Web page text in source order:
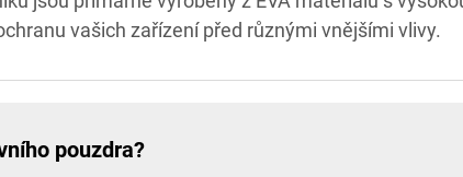
vašich zařízení před různými vnějšími vlivy.
pouzdra?